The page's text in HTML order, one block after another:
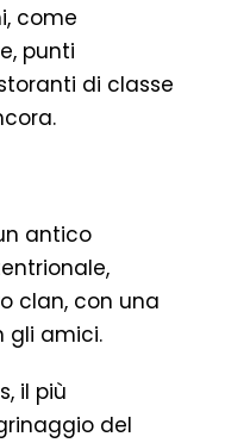
come
punti
di classe
antico
clan, con una
gli amici.
il più
del